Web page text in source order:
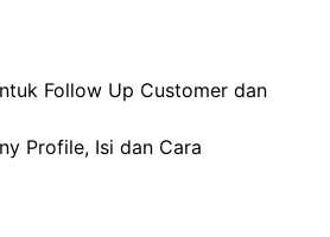
Follow Up Customer dan
Profile, Isi dan Cara